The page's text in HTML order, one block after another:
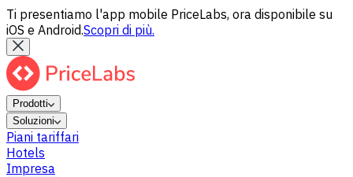
Ti presentiamo l'app mobile PriceLabs, ora disponibile su
iOS e Android.Scopri di più.
Prodotti
Soluzioni
Piani tariffari
Hotels
Impresa